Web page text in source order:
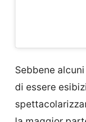
Sebbene
di essere